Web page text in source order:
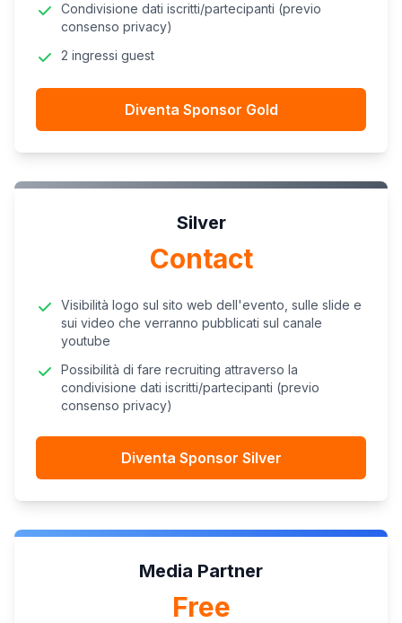
Condivisione dati iscritti/partecipanti (previo
consenso privacy)
2 ingressi guest
Diventa Sponsor Gold
Silver
Contact
Visibilità logo sul sito web dell'evento, sulle slide e
sui video che verranno pubblicati sul canale
youtube
Possibilità di fare recruiting attraverso la
condivisione dati iscritti/partecipanti (previo
consenso privacy)
Diventa Sponsor Silver
Media Partner
Free